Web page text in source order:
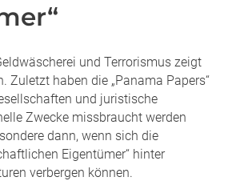
und Terrorismus zeigt
Zuletzt haben die „Panama Papers“
und juristische
Zwecke missbraucht werden
dann, wenn sich die
Eigentümer“ hinter
verbergen können.